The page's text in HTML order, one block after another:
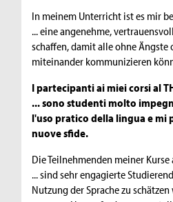
In meinem Unterricht ist es mir
... eine angenehme,
schaffen, damit alle ohne Ängste
miteinander kommunizieren
I partecipanti ai miei corsi al
... sono studenti molto
l'uso pratico della lingua e mi
nuove sfide.
Die Teilnehmenden meiner Kurse
... sind sehr engagierte
Nutzung der Sprache zu